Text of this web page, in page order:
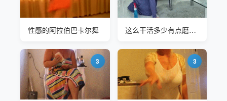
性感的阿拉伯巴卡尔舞 这么干活多少有点磨洋工
3 3